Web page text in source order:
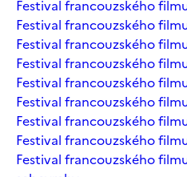
Festival francouzského
Festival francouzského
Festival francouzského
Festival francouzského
Festival francouzského
Festival francouzského
Festival francouzského
Festival francouzského
Festival francouzského